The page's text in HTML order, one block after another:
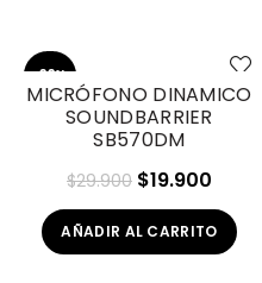
-33%
MICRÓFONO DINAMICO
SOUNDBARRIER
SB570DM
$29.900 El
precio
original
$19.900
precio
actual
AÑADIR AL CARRITO